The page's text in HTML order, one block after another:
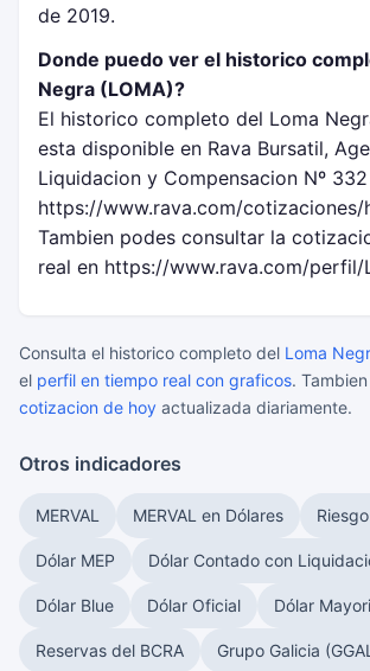
de 2019.
Donde puedo ver el historico
Negra (LOMA)?
El historico completo del Loma
esta disponible en Rava Bursatil,
Liquidacion y Compensacion Nº
https://www.rava.com/
Tambien podes consultar la
real en https://www.rava.com/perfil/
Consulta el historico completo del Loma
el perfil en tiempo real con graficos.
cotizacion de hoy actualizada diariamente.
Otros indicadores
MERVAL MERVAL en Dólares
Dólar MEP Dólar Contado con
Dólar Blue Dólar Oficial Dólar
Reservas del BCRA Grupo Galicia